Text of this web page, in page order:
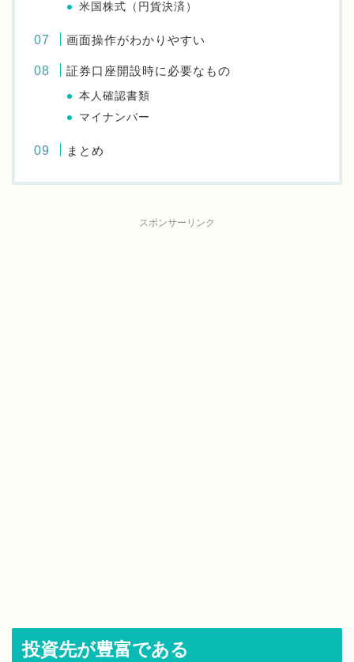
米国株式（円貨決済）
画面操作がわかりやすい
証券口座開設時に必要なもの
本人確認書類
マイナンバー
まとめ
スポンサーリンク
投資先が豊富である